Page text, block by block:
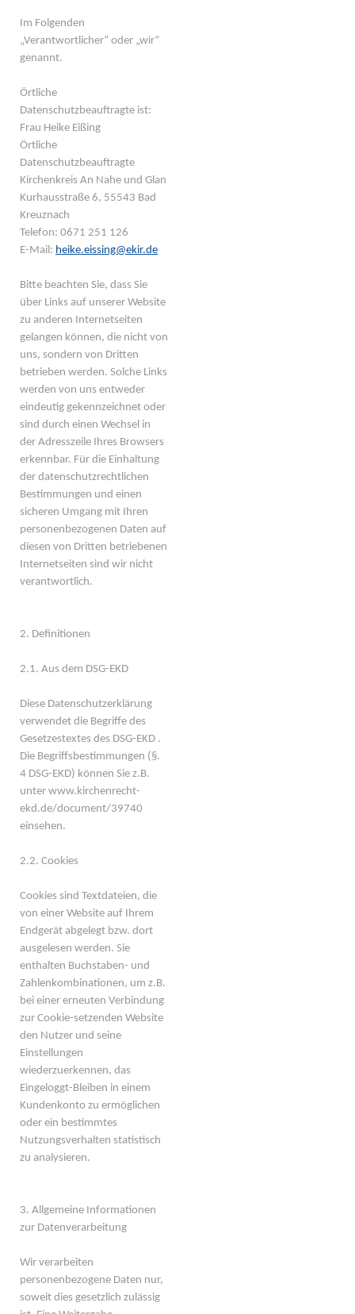
Im Folgenden
„Verantwortlicher“ oder „wir“
genannt.
Örtliche
Datenschutzbeauftragte ist:
Frau Heike Eißing
Örtliche
Datenschutzbeauftragte
Kirchenkreis An Nahe und Glan
Kurhausstraße 6, 55543 Bad
Kreuznach
Telefon: 0671 251 126
E-Mail: heike.eissing@ekir.de
Bitte beachten Sie, dass Sie
über Links auf unserer Website
zu anderen Internetseiten
gelangen können, die nicht von
uns, sondern von Dritten
betrieben werden. Solche Links
werden von uns entweder
eindeutig gekennzeichnet oder
sind durch einen Wechsel in
der Adresszeile Ihres Browsers
erkennbar. Für die Einhaltung
der datenschutzrechtlichen
Bestimmungen und einen
sicheren Umgang mit Ihren
personenbezogenen Daten auf
diesen von Dritten betriebenen
Internetseiten sind wir nicht
verantwortlich.
2. Definitionen
2.1. Aus dem DSG-EKD
Diese Datenschutzerklärung
verwendet die Begriffe des
Gesetzestextes des DSG-EKD .
Die Begriffsbestimmungen (§.
4 DSG-EKD) können Sie z.B.
unter www.kirchenrecht-
ekd.de/document/39740
einsehen.
2.2. Cookies
Cookies sind Textdateien, die
von einer Website auf Ihrem
Endgerät abgelegt bzw. dort
ausgelesen werden. Sie
enthalten Buchstaben- und
Zahlenkombinationen, um z.B.
bei einer erneuten Verbindung
zur Cookie-setzenden Website
den Nutzer und seine
Einstellungen
wiederzuerkennen, das
Eingeloggt-Bleiben in einem
Kundenkonto zu ermöglichen
oder ein bestimmtes
Nutzungsverhalten statistisch
zu analysieren.
3. Allgemeine Informationen
zur Datenverarbeitung
Wir verarbeiten
personenbezogene Daten nur,
soweit dies gesetzlich zulässig